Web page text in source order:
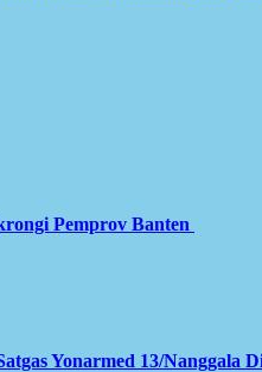
Pemprov Banten
Yonarmed 13/Nanggala